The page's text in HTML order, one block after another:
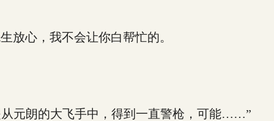
心，我不会让你白帮忙的。
元朗的大飞手中，得到一直警枪，可能……”